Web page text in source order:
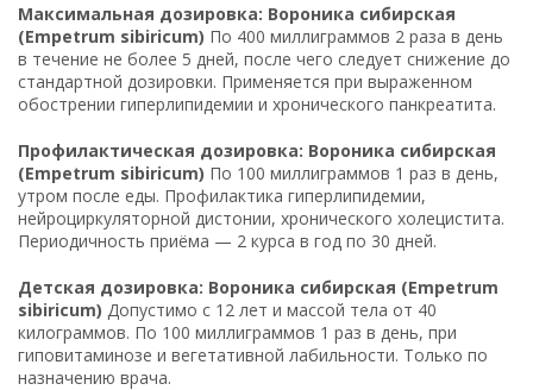
Максимальная дозировка: Вороника сибирская
(Empetrum sibiricum) По 400 миллиграммов 2 раза в день
в течение не более 5 дней, после чего следует снижение до
стандартной дозировки. Применяется при выраженном
обострении гиперлипидемии и хронического панкреатита.
Профилактическая дозировка: Вороника сибирская
(Empetrum sibiricum) По 100 миллиграммов 1 раз в день,
утром после еды. Профилактика гиперлипидемии,
нейроциркуляторной дистонии, хронического холецистита.
Периодичность приёма — 2 курса в год по 30 дней.
Детская дозировка: Вороника сибирская (Empetrum
sibiricum) Допустимо с 12 лет и массой тела от 40
килограммов. По 100 миллиграммов 1 раз в день, при
гиповитаминозе и вегетативной лабильности. Только по
назначению врача.